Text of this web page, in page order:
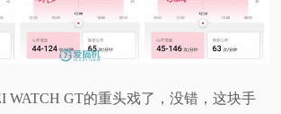
WATCH GT的重头戏了，没错，这块手